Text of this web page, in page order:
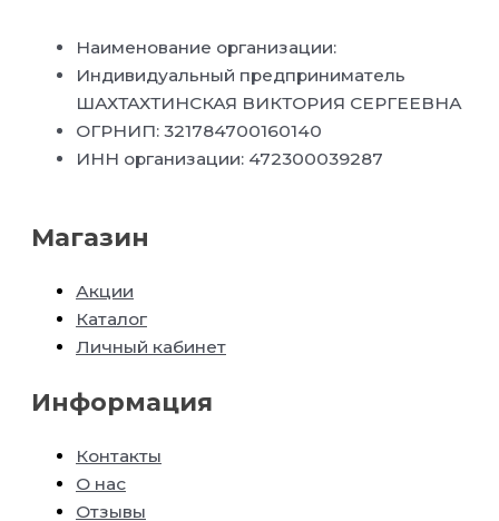
Наименование организации:
Индивидуальный предприниматель
ШАХТАХТИНСКАЯ ВИКТОРИЯ СЕРГЕЕВНА
ОГРНИП: 321784700160140
ИНН организации: 472300039287
Магазин
Акции
Каталог
Личный кабинет
Информация
Контакты
О нас
Отзывы